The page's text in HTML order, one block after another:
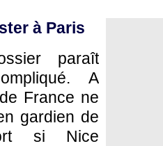
à Paris
paraît
A
France ne
gardien de
si Nice